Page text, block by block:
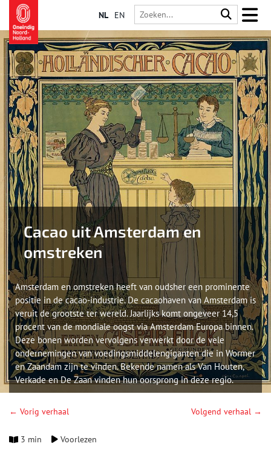
NL EN
Cacao uit Amsterdam en
omstreken
Amsterdam en omstreken heeft van oudsher een prominente
positie in de cacao-industrie. De cacaohaven van Amsterdam is
veruit de grootste ter wereld. Jaarlijks komt ongeveer 14,5
procent van de mondiale oogst via Amsterdam Europa binnen.
Deze bonen worden vervolgens verwerkt door de vele
ondernemingen van voedingsmiddelengiganten die in Wormer
en Zaandam zijn te vinden. Bekende namen als Van Houten,
Verkade en De Zaan vinden hun oorsprong in deze regio.
← Vorig verhaal Volgend verhaal →
3 min Voorlezen